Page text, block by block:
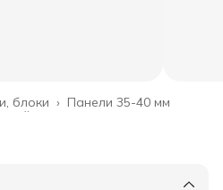
Панели 35-40 мм
блоки ›
декор